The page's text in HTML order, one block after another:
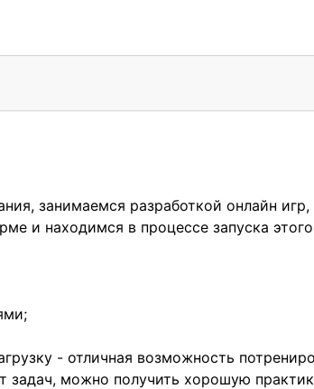
занимаемся разработкой онлайн
и находимся в процессе запуска
- отличная возможность
задач, можно получить хорошую